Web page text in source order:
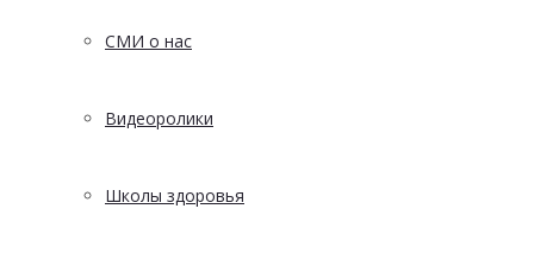
СМИ о нас
Видеоролики
Школы здоровья